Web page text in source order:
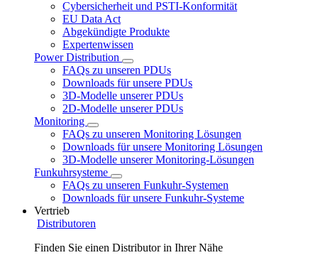
Cybersicherheit und PSTI-Konformität
EU Data Act
Abgekündigte Produkte
Expertenwissen
Power Distribution
FAQs zu unseren PDUs
Downloads für unsere PDUs
3D-Modelle unserer PDUs
2D-Modelle unserer PDUs
Monitoring
FAQs zu unseren Monitoring Lösungen
Downloads für unsere Monitoring Lösungen
3D-Modelle unserer Monitoring-Lösungen
Funkuhrsysteme
FAQs zu unseren Funkuhr-Systemen
Downloads für unsere Funkuhr-Systeme
Vertrieb
Distributoren
Finden Sie einen Distributor in Ihrer Nähe